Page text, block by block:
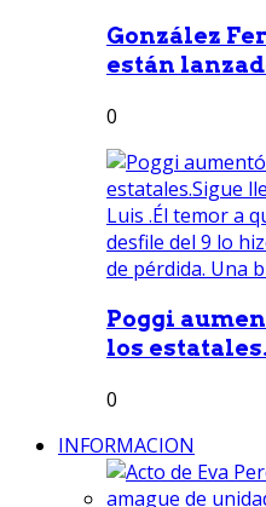
González
están
0
Poggi
los
0
INFORMACION